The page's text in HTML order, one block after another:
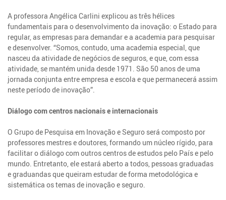
A professora Angélica Carlini explicou as três hélices
fundamentais para o desenvolvimento da inovação: o Estado para
regular, as empresas para demandar e a academia para pesquisar
e desenvolver. “Somos, contudo, uma academia especial, que
nasceu da atividade de negócios de seguros, e que, com essa
atividade, se mantém unida desde 1971. São 50 anos de uma
jornada conjunta entre empresa e escola e que permanecerá assim
neste período de inovação”.
Diálogo com centros nacionais e internacionais
O Grupo de Pesquisa em Inovação e Seguro será composto por
professores mestres e doutores, formando um núcleo rígido, para
facilitar o diálogo com outros centros de estudos pelo País e pelo
mundo. Entretanto, ele estará aberto a todos, pessoas graduadas
e graduandas que queiram estudar de forma metodológica e
sistemática os temas de inovação e seguro.